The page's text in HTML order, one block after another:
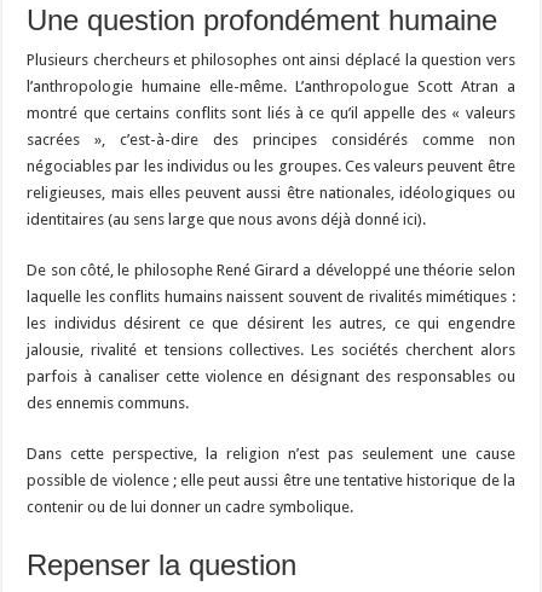
Une question profondément humaine
Plusieurs chercheurs et philosophes ont ainsi déplacé la question vers
l’anthropologie humaine elle-même. L’anthropologue Scott Atran a
montré que certains conflits sont liés à ce qu’il appelle des « valeurs
sacrées », c’est-à-dire des principes considérés comme non
négociables par les individus ou les groupes. Ces valeurs peuvent être
religieuses, mais elles peuvent aussi être nationales, idéologiques ou
identitaires (au sens large que nous avons déjà donné ici).
De son côté, le philosophe René Girard a développé une théorie selon
laquelle les conflits humains naissent souvent de rivalités mimétiques :
les individus désirent ce que désirent les autres, ce qui engendre
jalousie, rivalité et tensions collectives. Les sociétés cherchent alors
parfois à canaliser cette violence en désignant des responsables ou
des ennemis communs.
Dans cette perspective, la religion n’est pas seulement une cause
possible de violence ; elle peut aussi être une tentative historique de la
contenir ou de lui donner un cadre symbolique.
Repenser la question